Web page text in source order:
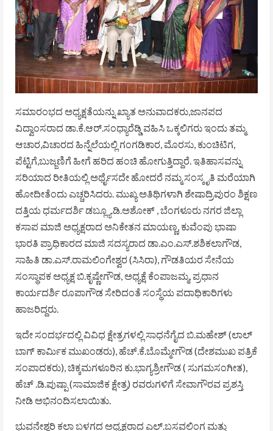
ಸಮಾರಂಭದ ಅಧ್ಯಕ್ಷತೆಯನ್ನು ಖ್ಯಾತ ಅನುವಾದಕರು,ಜಾನಪದ
ವಿದ್ವಾಂಸರಾದ ಡಾ.ಕೆ.ಆರ್.ಸಂಧ್ಯಾರೆಡ್ಡಿ ವಹಿಸಿ ಒಕ್ಕಲಿಗರು ಇಂದು ತಮ್ಮ
ಆಚಾರ,ವಿಚಾರದ ಹಿನ್ನೆಲೆಯಲ್ಲಿ ಗಂಗಡಿಕಾರ, ಮೊರಸು, ಕುಂಚಿಟಿಗ,
ಪೆಟ್ಟಿಗೆ,ಬುಜ್ಜಣಿಗೆ ಹೀಗೆ ಹರಿದ ಹಂಚಿ ಹೋಗುತ್ತಿದ್ದಾರೆ. ಇತಿಹಾಸವನ್ನು
ಸರಿಯಾದ ರೀತಿಯಲ್ಲಿ ಅರ್ಥೈಸದೇ ಹೋದರೆ ನಮ್ಮ ಸಂಸ್ಕೃತಿ ಮರೆಯಾಗಿ
ಹೋದೀತೆಂದು ಎಚ್ಚರಿಸಿದರು. ಮುಖ್ಯ ಅತಿಥಿಗಳಾಗಿ ಶೇಷಾದ್ರಿಪುರಂ ಶಿಕ್ಷಣ
ದತ್ತಿಯ ಧರ್ಮದರ್ಶಿ ಡಬ್ಲ್ಯೂ.ಡಿ.ಅಶೋಕ್ , ಬೆಂಗಳೂರು ನಗರ ಜಿಲ್ಲಾ
ಕಸಾಪ ಮಾಜಿ ಅಧ್ಯಕ್ಷರಾದ ಅನಿಕೇತನ ಮಾಯಣ್ಣ, ಕುವೆಂಪು ಭಾಷಾ
ಭಾರತಿ ಪ್ರಾಧಿಕಾರದ‌ ಮಾಜಿ ಸದಸ್ಯರಾದ ಡಾ.ಎಂ.ಎಸ್.ಶಶಿಕಲಾಗೌಡ,
ಸಾಹಿತಿ ಡಾ.ಎಸ್.ರಾಮಲಿಂಗೇಶ್ವರ (ಸಿಸಿರಾ), ಗೌಡತಿಯರ ಸೇನೆಯ
ಸಂಸ್ಥಾಪಕ ಅಧ್ಯಕ್ಷ ಬಿ.ಕೃಷ್ಣೇಗೌಡ, ಅಧ್ಯಕ್ಷೆ ಕೆಂಪಾಜಮ್ಮ, ಪ್ರಧಾನ
ಕಾರ್ಯದರ್ಶಿ ರೂಪಾಗೌಡ ಸೇರಿದಂತೆ ಸಂಸ್ಥೆಯ ಪದಾಧಿಕಾರಿಗಳು
ಹಾಜರಿದ್ದರು.
ಇದೇ ಸಂದರ್ಭದಲ್ಲಿ ವಿವಿಧ ಕ್ಷೇತ್ರಗಳಲ್ಲಿ ಸಾಧನೆಗೈದ ಬಿ.ಮಹೇಶ್ (ಲಾಲ್
ಬಾಗ್ ಕಾರ್ಮಿಕ ಮುಖಂಡರು), ಹೆಚ್.ಕೆ.ಬೊಮ್ಮೇಗೌಡ (ದೇಶಮುಖ ಪತ್ರಿಕೆ
ಸಂಪಾದಕರು), ಚಿಕ್ಕಮಗಳೂರಿನ ಕು.ಭಾಗ್ಯಶ್ರೀಗೌಡ ( ಸುಗಮಸಂಗೀತ),
ಹೆಚ್ .ಡಿ.ಪುಷ್ಪಾ (ಸಾಮಾಜಿಕ ಕ್ಷೇತ್ರ) ರವರುಗಳಿಗೆ ಸೇವಾಗೌರವ ಪ್ರಶಸ್ತಿ
ನೀಡಿ ಅಭಿನಂದಿಸಲಾಯಿತು.
ಭುವನೇಶ್ವರಿ ಕಲಾ ಬಳಗದ ಅಧ್ಯಕ್ಷರಾದ ಎಲ್.ಬಸವಲಿಂಗ ಮತ್ತು